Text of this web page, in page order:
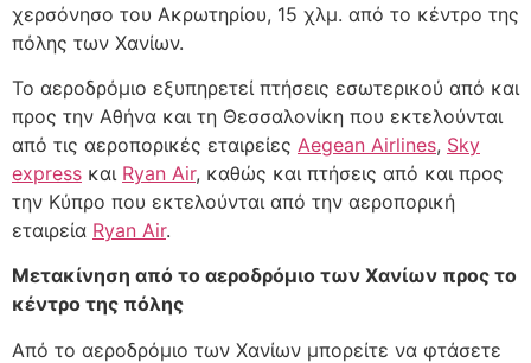
χερσόνησο του Ακρωτηρίου, 15 χλμ. από το κέντρο της
πόλης των Χανίων.
Το αεροδρόμιο εξυπηρετεί πτήσεις εσωτερικού από και
προς την Αθήνα και τη Θεσσαλονίκη που εκτελούνται
από τις αεροπορικές εταιρείες Aegean Airlines, Sky
express και Ryan Air, καθώς και πτήσεις από και προς
την Κύπρο που εκτελούνται από την αεροπορική
εταιρεία Ryan Air.
Μετακίνηση από το αεροδρόμιο των Χανίων προς το
κέντρο της πόλης
Από το αεροδρόμιο των Χανίων μπορείτε να φτάσετε